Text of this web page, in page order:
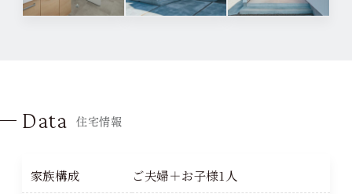
Data 住宅情報
家族構成
ご夫婦＋お子様1人